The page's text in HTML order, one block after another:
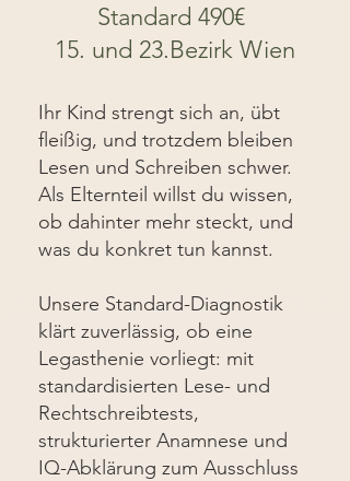
Standard 490€
15. und 23.Bezirk Wien
Ihr Kind strengt sich an, übt
fleißig, und trotzdem bleiben
Lesen und Schreiben schwer.
Als Elternteil willst du wissen,
ob dahinter mehr steckt, und
was du konkret tun kannst.
Unsere Standard-Diagnostik
klärt zuverlässig, ob eine
Legasthenie vorliegt: mit
standardisierten Lese- und
Rechtschreibtests,
strukturierter Anamnese und
IQ-Abklärung zum Ausschluss